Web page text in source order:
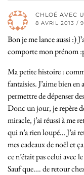
CHLOÉ AVEC
8 AVRIL 2013 /
Bon je me lance aussi :)
comporte mon prénom
Ma petite histoire :
fantaisies. J’aime bien
permettre de dépenser
Donc un jour, je repère
miracle, j’ai réussi à me
qui n’a rien loupé… J’ai
mes cadeaux de noël et
ce n’était pas celui avec
Sauf que…. de retour